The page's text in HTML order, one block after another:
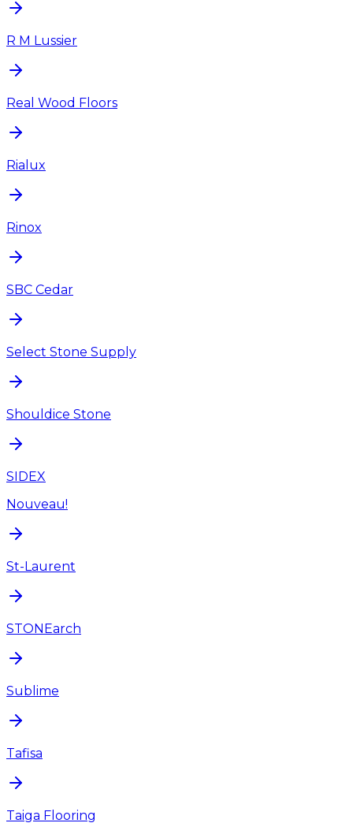
R M Lussier
Real Wood Floors
Rialux
Rinox
SBC Cedar
Select Stone Supply
Shouldice Stone
SIDEX
Nouveau!
St-Laurent
STONEarch
Sublime
Tafisa
Taiga Flooring